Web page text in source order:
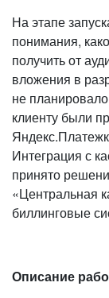
На этапе
понимания,
получить от
вложения в
не
клиенту были
Интеграция с
принято
«Центральная
биллинговые
Описание